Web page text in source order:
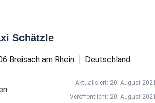
Schätzle
Breisach am Rhein Deutschland
Aktualisiert: 20. August 2021
Veröffentlicht: 20. August 2021